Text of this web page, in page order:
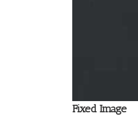
Fixed Image